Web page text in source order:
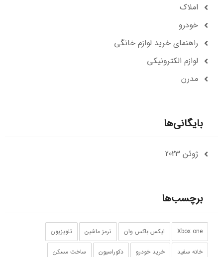
املاک
خودرو
راهنمای خرید لوازم خانگی
لوازم الکترونیکی
مدرن
بایگانی‌ها
ژوئن 2023
برچسب‌ها
Xbox one ایکس باکس وان ترمز ماشین تلویزیون
خانه سفید خرید خودرو دکوراسیون ساخت مسکن